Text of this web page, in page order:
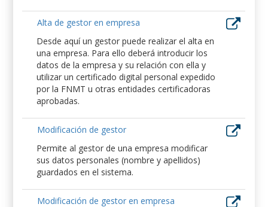
Alta de gestor en empresa
Desde aquí un gestor puede realizar el alta en
una empresa. Para ello deberá introducir los
datos de la empresa y su relación con ella y
utilizar un certificado digital personal expedido
por la FNMT u otras entidades certificadoras
aprobadas.
Modificación de gestor
Permite al gestor de una empresa modificar
sus datos personales (nombre y apellidos)
guardados en el sistema.
Modificación de gestor en empresa